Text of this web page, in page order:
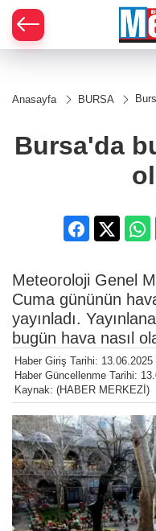
Anasayfa BURSA
nasıl
Bursa'da
Meteoroloji Genel
Cuma gününün
yayınladı.
bugün hava nasıl
Haber Giriş Tarihi: 13.06.2025
Haber Güncellenme Tarihi:
Kaynak: (HABER MERKEZİ)